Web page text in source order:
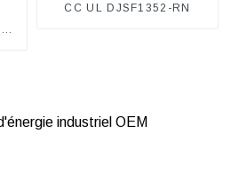
CC UL DJSF1352-RN